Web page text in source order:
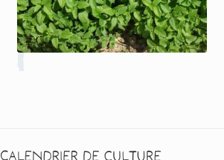
Calendrier de culture